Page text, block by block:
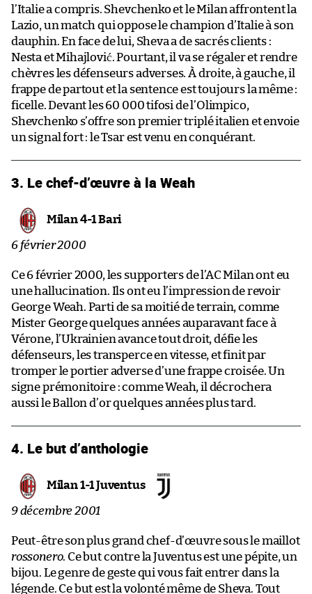
l’Italie a compris. Shevchenko et le Milan affrontent la
Lazio, un match qui oppose le champion d’Italie à son
dauphin. En face de lui, Sheva a de sacrés clients :
Nesta et Mihajlović. Pourtant, il va se régaler et rendre
chèvres les défenseurs adverses. À droite, à gauche, il
frappe de partout et la sentence est toujours la même :
ficelle. Devant les 60 000 tifosi de l’Olimpico,
Shevchenko s’offre son premier triplé italien et envoie
un signal fort : le Tsar est venu en conquérant.
3. Le chef-d’œuvre à la Weah
Milan 4-1 Bari
6 février 2000
Ce 6 février 2000, les supporters de l’AC Milan ont eu
une hallucination. Ils ont eu l’impression de revoir
George Weah. Parti de sa moitié de terrain, comme
Mister George quelques années auparavant face à
Vérone, l’Ukrainien avance tout droit, défie les
défenseurs, les transperce en vitesse, et finit par
tromper le portier adverse d’une frappe croisée. Un
signe prémonitoire : comme Weah, il décrochera
aussi le Ballon d’or quelques années plus tard.
4. Le but d’anthologie
Milan 1-1 Juventus
9 décembre 2001
Peut-être son plus grand chef-d’œuvre sous le maillot
rossonero. Ce but contre la Juventus est une pépite, un
bijou. Le genre de geste qui vous fait entrer dans la
légende. Ce but est la volonté même de Sheva. Tout